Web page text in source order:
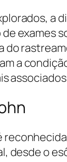
a
exames
do
a
desde o